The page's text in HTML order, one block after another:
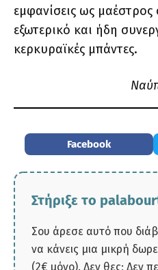
εμφανίσεις ως μαέστρος
εξωτερικό και ήδη
κερκυραϊκές μπάντες.
Facebook
Στήριξε το
Σου άρεσε αυτό που
να κάνεις μια μικρή
(2€ μόνο). Δεν θες; Δεν